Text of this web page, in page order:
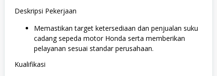
Deskripsi Pekerjaan
Memastikan target ketersediaan dan penjualan suku
cadang sepeda motor Honda serta memberikan
pelayanan sesuai standar perusahaan.
Kualifikasi